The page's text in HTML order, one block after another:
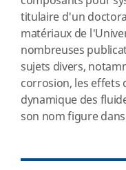
titulaire d'un
matériaux de
nombreuses
sujets divers,
corrosion, les effets
dynamique des
son nom figure